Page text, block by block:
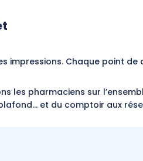
impressions. Chaque point
les pharmaciens sur
et du comptoir aux